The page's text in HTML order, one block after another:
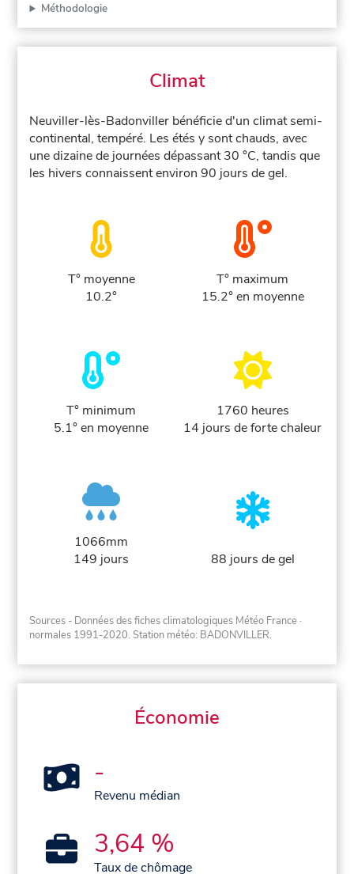
Méthodologie
Climat
Neuviller-lès-Badonviller bénéficie d'un climat semi-
continental, tempéré. Les étés y sont chauds, avec
une dizaine de journées dépassant 30 °C, tandis que
les hivers connaissent environ 90 jours de gel.
T° moyenne
10.2°
T° maximum
15.2° en moyenne
T° minimum
5.1° en moyenne
1760 heures
14 jours de forte chaleur
1066mm
149 jours
88 jours de gel
Sources - Données des fiches climatologiques Météo France ·
normales 1991-2020. Station météo: BADONVILLER.
Économie
-
Revenu médian
3,64 %
Taux de chômage